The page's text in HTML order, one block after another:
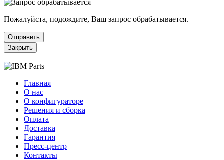
Пожалуйста, подождите, Ваш запрос обрабатывается.
Отправить
Закрыть
Главная
О нас
О конфигураторе
Решения и сборка
Оплата
Доставка
Гарантия
Пресс-центр
Контакты